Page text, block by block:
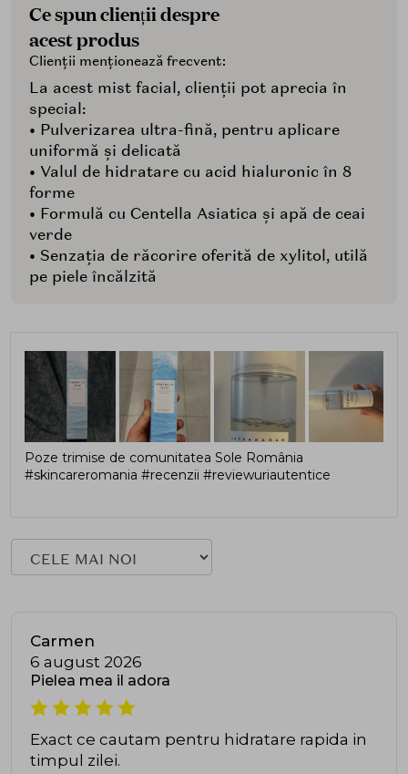
Ce spun clienții despre
acest produs
Clienții menționează frecvent:
La acest mist facial, clienții pot aprecia în
special:
• Pulverizarea ultra-fină, pentru aplicare
uniformă și delicată
• Valul de hidratare cu acid hialuronic în 8
forme
• Formulă cu Centella Asiatica și apă de ceai
verde
• Senzația de răcorire oferită de xylitol, utilă
pe piele încălzită
Poze trimise de comunitatea Sole România
#skincareromania #recenzii #reviewuriautentice
Carmen
6 august 2026
Pielea mea il adora
Exact ce cautam pentru hidratare rapida in
timpul zilei.